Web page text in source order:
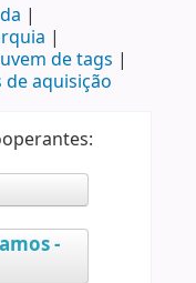
de tags
de aquisição
-